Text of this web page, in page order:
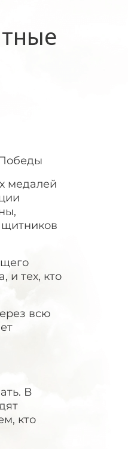
медалей
и тех, кто
всю
В
кто